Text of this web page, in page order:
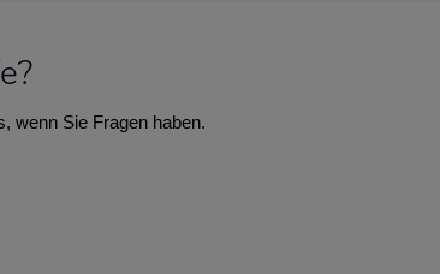
wenn Sie Fragen haben.